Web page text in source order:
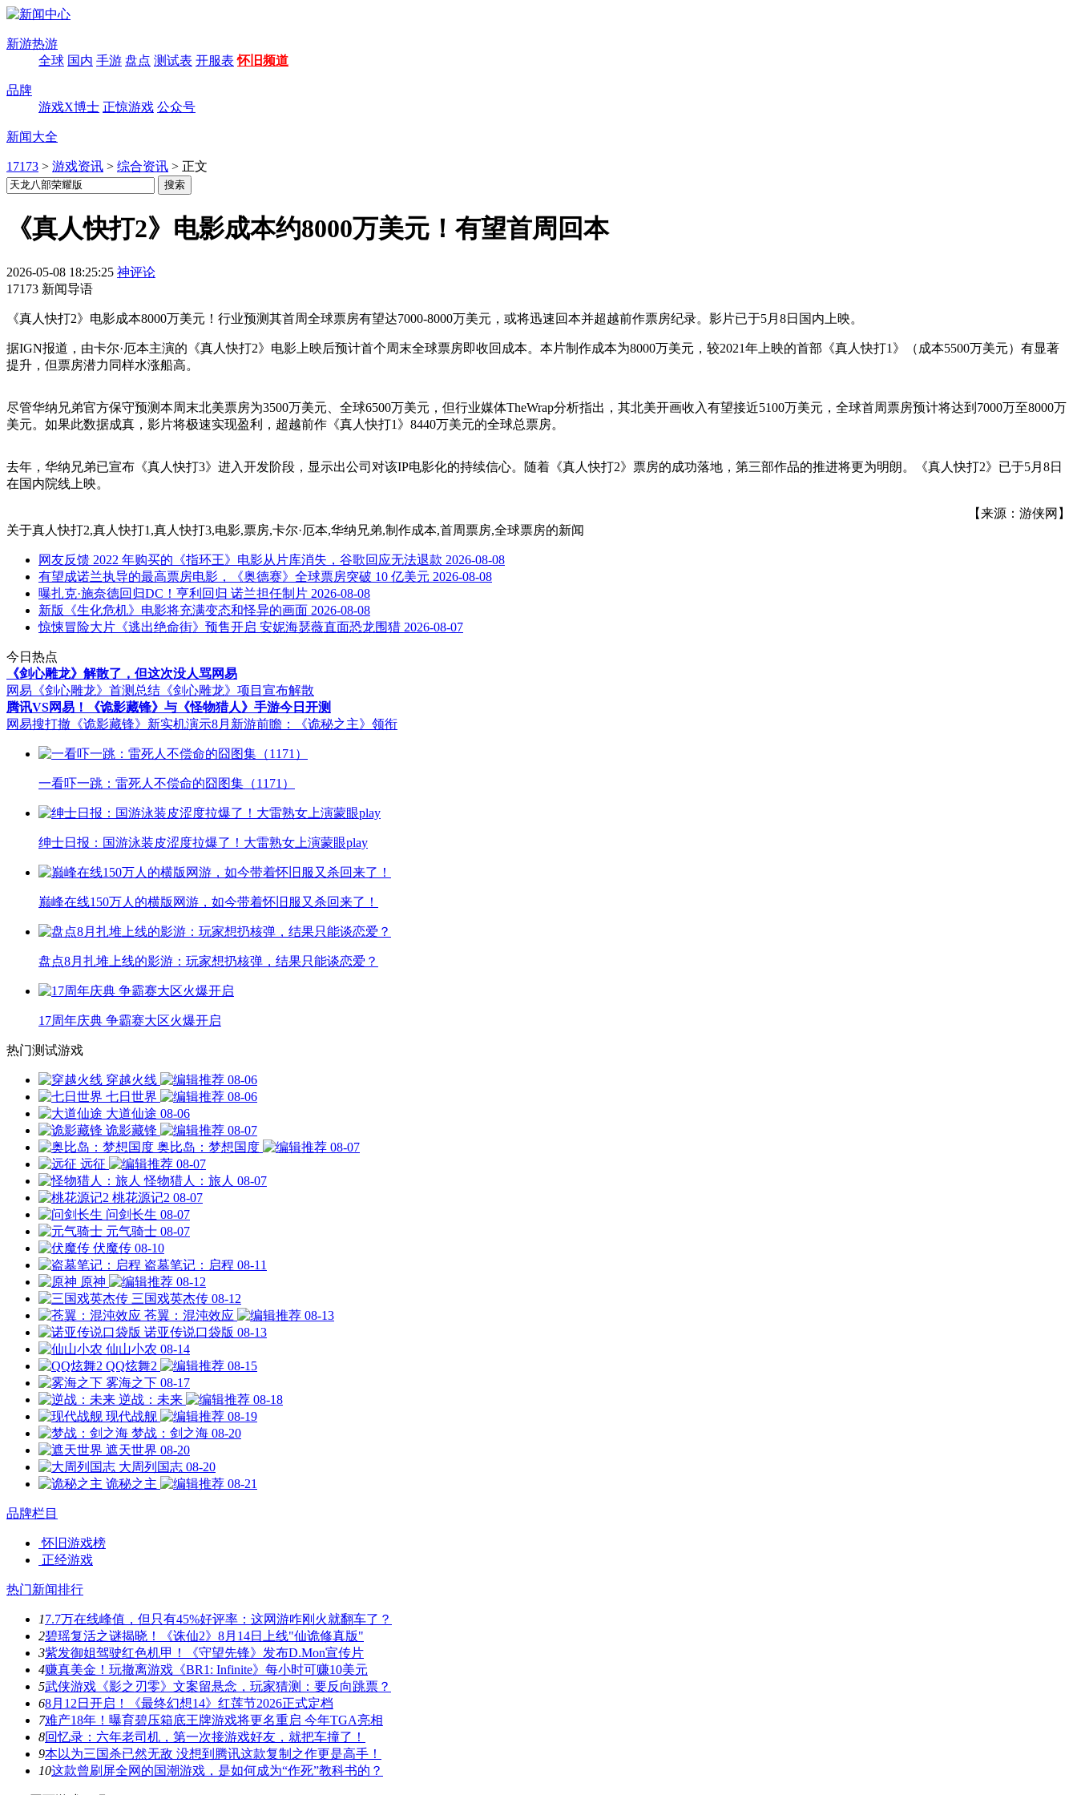
新游热游
全球 国内 手游 盘点 测试表 开服表 怀旧频道
品牌
游戏X博士 正惊游戏 公众号
新闻大全
17173 > 游戏资讯 > 综合资讯 > 正文
《真人快打2》电影成本约8000万美元！有望首周回本
2026-05-08 18:25:25 神评论
17173 新闻导语
《真人快打2》电影成本8000万美元！行业预测其首周全球票房有望达7000-8000万美元，或将迅速回本并超越前作票房纪录。影片已于5月8日国内上映。
据IGN报道，由卡尔·厄本主演的《真人快打2》电影上映后预计首个周末全球票房即收回成本。本片制作成本为8000万美元，较2021年上映的首部《真人快打1》（成本5500万美元）有显著
提升，但票房潜力同样水涨船高。
尽管华纳兄弟官方保守预测本周末北美票房为3500万美元、全球6500万美元，但行业媒体TheWrap分析指出，其北美开画收入有望接近5100万美元，全球首周票房预计将达到7000万至8000万
美元。如果此数据成真，影片将极速实现盈利，超越前作《真人快打1》8440万美元的全球总票房。
去年，华纳兄弟已宣布《真人快打3》进入开发阶段，显示出公司对该IP电影化的持续信心。随着《真人快打2》票房的成功落地，第三部作品的推进将更为明朗。《真人快打2》已于5月8日
在国内院线上映。
【来源：游侠网】
关于真人快打2,真人快打1,真人快打3,电影,票房,卡尔·厄本,华纳兄弟,制作成本,首周票房,全球票房的新闻
网友反馈 2022 年购买的《指环王》电影从片库消失，谷歌回应无法退款 2026-08-08
有望成诺兰执导的最高票房电影，《奥德赛》全球票房突破 10 亿美元 2026-08-08
曝扎克·施奈德回归DC！亨利回归 诺兰担任制片 2026-08-08
新版《生化危机》电影将充满变态和怪异的画面 2026-08-08
惊悚冒险大片《逃出绝命街》预售开启 安妮海瑟薇直面恐龙围猎 2026-08-07
今日热点
《剑心雕龙》解散了，但这次没人骂网易
网易《剑心雕龙》首测总结 《剑心雕龙》项目宣布解散
腾讯VS网易！《诡影藏锋》与《怪物猎人》手游今日开测
网易搜打撤《诡影藏锋》新实机演示8月新游前瞻：《诡秘之主》领衔
一看吓一跳：雷死人不偿命的囧图集（1171）
绅士日报：国游泳装皮涩度拉爆了！大雷熟女上演蒙眼play
巅峰在线150万人的横版网游，如今带着怀旧服又杀回来了！
盘点8月扎堆上线的影游：玩家想扔核弹，结果只能谈恋爱？
17周年庆典 争霸赛大区火爆开启
热门测试游戏
穿越火线
08-06
七日世界
08-06
大道仙途 08-06
诡影藏锋
08-07
奥比岛：梦想国度
08-07
远征
08-07
怪物猎人：旅人 08-07
桃花源记2 08-07
问剑长生 08-07
元气骑士 08-07
伏魔传 08-10
盗墓笔记：启程 08-11
原神
08-12
三国戏英杰传 08-12
苍翼：混沌效应
08-13
诺亚传说口袋版 08-13
仙山小农 08-14
QQ炫舞2
08-15
雾海之下 08-17
逆战：未来
08-18
现代战舰
08-19
梦战：剑之海 08-20
遮天世界 08-20
大周列国志 08-20
诡秘之主
08-21
品牌栏目
怀旧游戏榜
正经游戏
热门新闻排行
17.7万在线峰值，但只有45%好评率：这网游咋刚火就翻车了？
2碧瑶复活之谜揭晓！《诛仙2》8月14日上线"仙诡修真版"
3紫发御姐驾驶红色机甲！《守望先锋》发布D.Mon宣传片
4赚真美金！玩撤离游戏《BR1: Infinite》每小时可赚10美元
5武侠游戏《影之刃零》文案留悬念，玩家猜测：要反向跳票？
68月12日开启！《最终幻想14》红莲节2026正式定档
7难产18年！曝育碧压箱底王牌游戏将更名重启 今年TGA亮相
8回忆录：六年老司机，第一次接游戏好友，就把车撞了！
9本以为三国杀已然无敌 没想到腾讯这款复制之作更是高手！
10这款曾刷屏全网的国潮游戏，是如何成为“作死”教科书的？